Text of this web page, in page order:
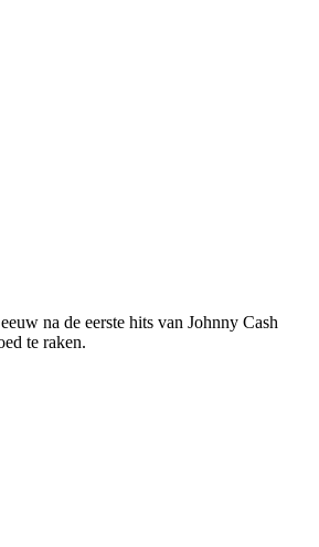
na de eerste hits van Johnny Cash
te raken.